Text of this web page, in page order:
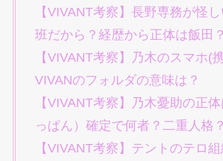
【VIVANT考察】長野専務が怪
班だから？経歴から正体は飯田？
【VIVANT考察】乃木のスマホ(
VIVANのフォルダの意味は？
【VIVANT考察】乃木憂助の正
っぱん）確定で何者？二重人格？
【VIVANT考察】テントのテロ